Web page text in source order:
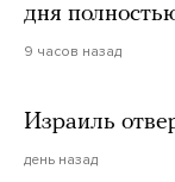
дня
9 часов назад
Израиль
день назад